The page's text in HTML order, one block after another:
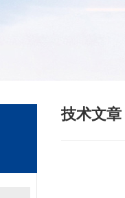
技术文章